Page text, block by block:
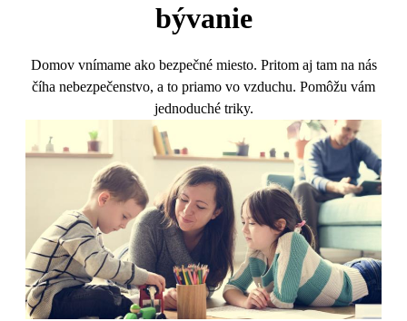
bývanie
Domov vnímame ako bezpečné miesto. Pritom aj tam na nás
číha nebezpečenstvo, a to priamo vo vzduchu. Pomôžu vám
jednoduché triky.